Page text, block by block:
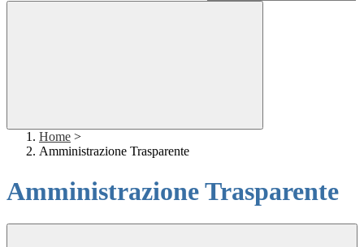
Home >
Amministrazione Trasparente
Amministrazione Trasparente